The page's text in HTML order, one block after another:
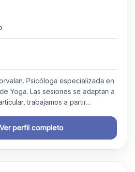
Psicóloga especializada en
Yoga. Las sesiones se adaptan a
trabajamos a partir…
Ver perfil completo